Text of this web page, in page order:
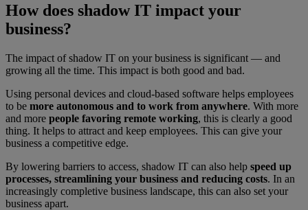
How does shadow IT impact your
business?
The impact of shadow IT on your business is significant — and
growing all the time. This impact is both good and bad.
Using personal devices and cloud-based software helps employees
to be more autonomous and to work from anywhere. With more
and more people favoring remote working, this is clearly a good
thing. It helps to attract and keep employees. This can give your
business a competitive edge.
By lowering barriers to access, shadow IT can also help speed up
processes, streamlining your business and reducing costs. In an
increasingly completive business landscape, this can also set your
business apart.